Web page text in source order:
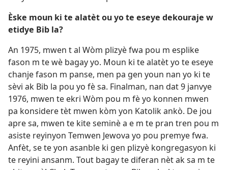
Èske moun ki te alatèt ou yo te eseye dekouraje w
etidye Bib la?
An 1975, mwen t al Wòm plizyè fwa pou m esplike
fason m te wè bagay yo. Moun ki te alatèt yo te eseye
chanje fason m panse, men pa gen youn nan yo ki te
sèvi ak Bib la pou yo fè sa. Finalman, nan dat 9 janvye
1976, mwen te ekri Wòm pou m fè yo konnen mwen
pa konsidere tèt mwen kòm yon Katolik ankò. De jou
apre sa, mwen te kite seminè a e m te pran tren pou m
asiste reyinyon Temwen Jewova yo pou premye fwa.
Anfèt, se te yon asanble ki gen plizyè kongregasyon ki
te reyini ansanm. Tout bagay te diferan nèt ak sa m te